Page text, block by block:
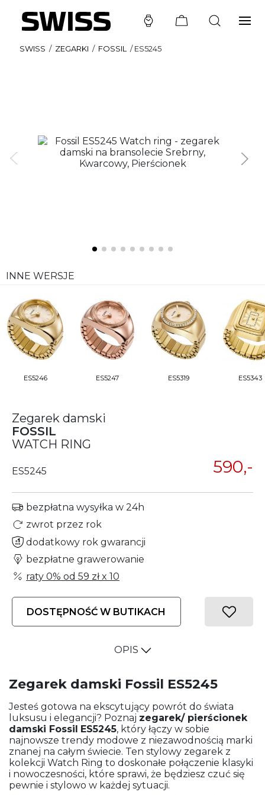
SWISS / ZEGARKI / FOSSIL /ES5245
INNE WERSJE
ES5246 ES5247 ES5319 ES5343
Zegarek damski
FOSSIL
WATCH RING
ES5245 590,-
bezpłatna wysyłka w 24h
zwrot przez rok
dodatkowy rok gwarancji
bezpłatne grawerowanie
raty 0% od 59 złx 10
DOSTĘPNOŚĆ W BUTIKACH
OPIS
Zegarek damski Fossil ES5245
Jesteś gotowa na ekscytujący powrót do świata
luksusu i elegancji? Poznaj zegarek/ pierścionek
damski Fossil ES5245, który łączy w sobie
najnowsze trendy modowe z niezawodnością marki
znanej na całym świecie. Ten stylowy zegarek z
kolekcji Watch Ring to doskonałe połączenie klasyki
i nowoczesności, które sprawi, że będziesz czuć się
pewnie i stylowo w każdej sytuacji.